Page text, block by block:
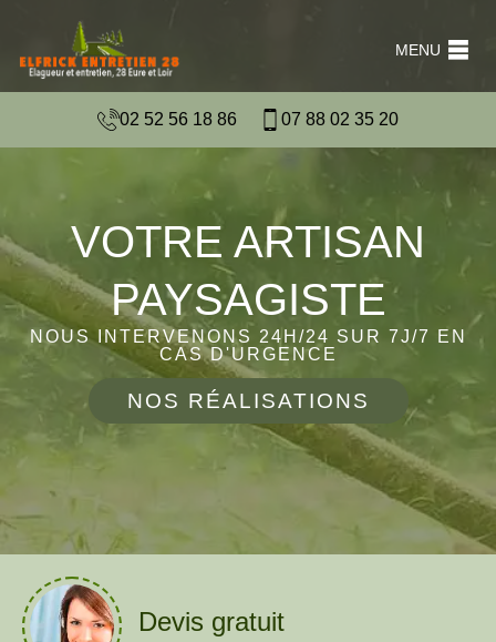
MENU
02 52 56 18 86 07 88 02 35 20
VOTRE ARTISAN
PAYSAGISTE
NOUS INTERVENONS 24H/24 SUR 7J/7 EN
CAS D'URGENCE
NOS RÉALISATIONS
Devis gratuit